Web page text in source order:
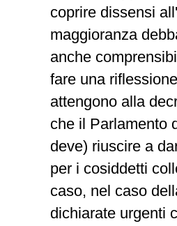
coprire dissensi
maggioranza
anche
fare una
attengono alla
che il Parlamento
deve) riuscire a
per i cosiddetti
caso, nel caso
dichiarate urgenti